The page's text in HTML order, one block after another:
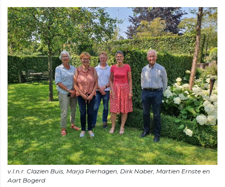
v.l.n.r. Clazien Buis, Marja Pierhagen, Dirk Naber, Martien Ernste en